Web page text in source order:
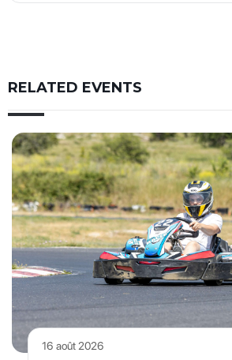
RELATED EVENTS
16 août 2026